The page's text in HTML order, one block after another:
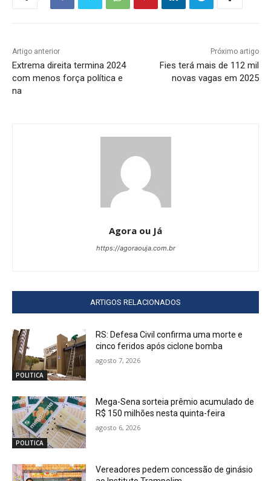
Artigo anterior
Extrema direita termina 2024
com menos força política e
na
Próximo artigo
Fies terá mais de 112 mil
novas vagas em 2025
Agora ou Já
https://agoraouja.com.br
ARTIGOS RELACIONADOS
POLITICA
RS: Defesa Civil confirma uma morte e
cinco feridos após ciclone bomba
agosto 7, 2026
POLITICA
Mega-Sena sorteia prêmio acumulado de
R$ 150 milhões nesta quinta-feira
agosto 6, 2026
Vereadores pedem concessão de ginásio